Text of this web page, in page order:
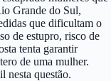
Grande do Sul,
que dificultam o
de estupro, risco de
tenta garantir
de uma mulher.
nesta questão.